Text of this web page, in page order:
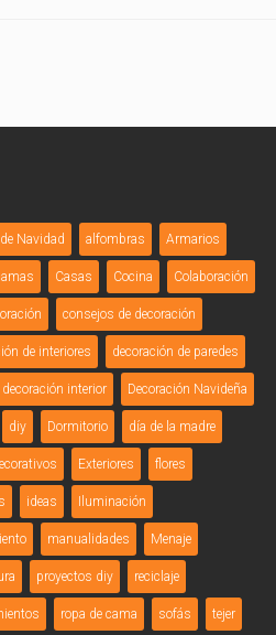
Navidad alfombras Armarios
Casas Cocina Colaboración
consejos de decoración
de interiores decoración de paredes
decoración interior Decoración Navideña
diy Dormitorio día de la madre
Exteriores flores
ideas Iluminación
manualidades Menaje
proyectos diy reciclaje
ropa de cama sofás tejer